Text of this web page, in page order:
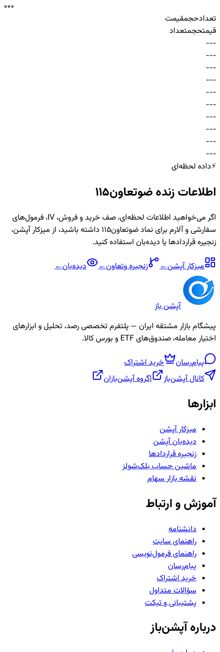
000
تعدادحجمقیمت
قیمتحجمتعداد
-
-
-
-
-
-
-
-
-
-
-
-
-
-
-
-
-
-
-
-
-
-
-
-
-
-
-
-
-
-
⚡داده لحظه‌ای
اطلاعات زندهضوتعاون115
اگر می‌خواهید اطلاعات لحظه‌ای، صف خرید و فروش، IV، فرمول‌های
سفارشی و آلارم برای نمادضوتعاون115
داشته باشید، از میزکار آپشن،
زنجیره قراردادها یا دیده‌بان استفاده کنید.
میزکار آپشن← زنجیرهوتعاون← دیده‌بان←
آپشن باز
پیشگام بازار مشتقه ایران — پلتفرم تخصصی رصد، تحلیل و ابزارهای
اختیار معامله، صندوق‌های ETF و بورس کالا.
پیام‌رسان
خرید اشتراک
کانال آپشن‌باز
|گروه آپشن‌بازان
ابزارها
میزکار آپشن
دیده‌بان آپشن
زنجیره قراردادها
ماشین حساب بلک‌شولز
نقشه بازار سهام
آموزش و ارتباط
دانشنامه
راهنمای سایت
راهنمای فرمول‌نویسی
پیام‌رسان
خرید اشتراک
سؤالات متداول
پشتیبانی و تیکت
درباره آپشن‌باز